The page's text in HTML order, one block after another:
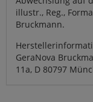
illustr., Reg.,
Bruckmann.
GeraNova
11a, D 80797